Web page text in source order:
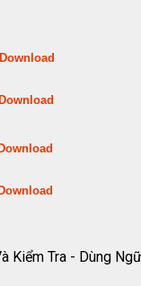
Download
Download
Download
Download
Kiểm Tra - Dùng